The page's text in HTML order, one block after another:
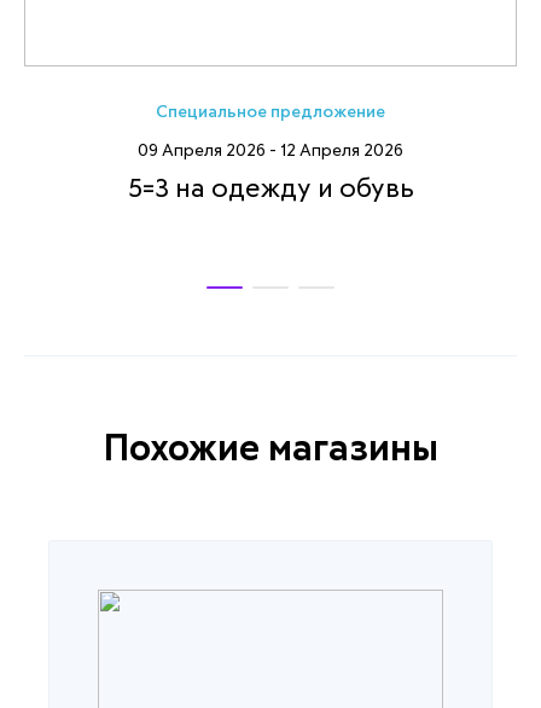
Специальное предложение
09 Апреля 2026 - 12 Апреля 2026
5=3 на одежду и обувь
Похожие магазины